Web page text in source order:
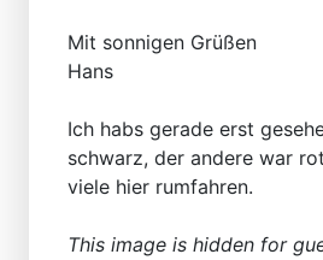
Mit sonnigen Grüßen
Hans
Ich habs gerade erst
schwarz, der andere war
viele hier rumfahren.
This image is hidden for